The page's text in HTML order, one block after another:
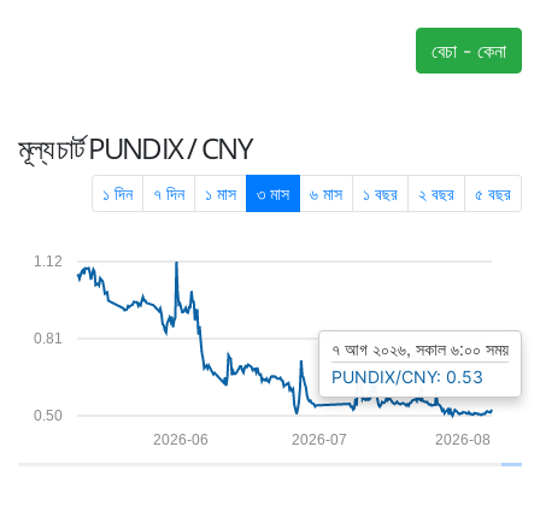
বেচা - কেনা
মূল্য চার্টPUNDIX / CNY
১ দিন ৭ দিন ১ মাস ৩ মাস ৬ মাস ১ বছর ২ বছর ৫ বছর
0.50
0.81
1.12
2026-08
2026-07
2026-06
৭ আগ ২০২৬, সকাল ৬:০০ সময়
PUNDIX/CNY: 0.53